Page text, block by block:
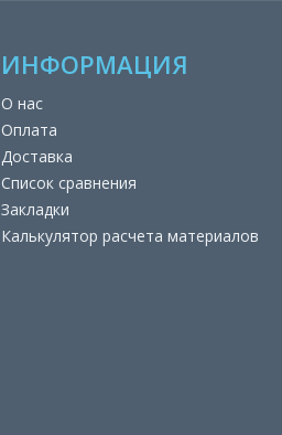
ИНФОРМАЦИЯ
О нас
Оплата
Доставка
Список сравнения
Закладки
Калькулятор расчета материалов